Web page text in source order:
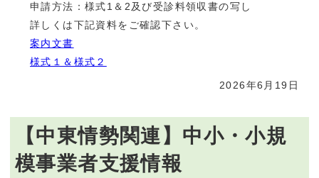
申請方法：様式1＆2及び受診料領収書の写し
詳しくは下記資料をご確認下さい。
案内文書
様式１＆様式２
2026年6月19日
【中東情勢関連】中小・小規
模事業者支援情報